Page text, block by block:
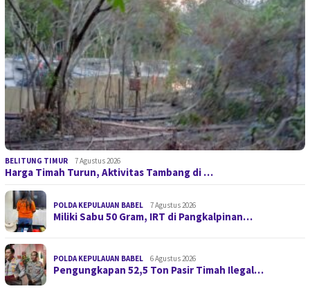
BELITUNG TIMUR 7 Agustus 2026
Harga Timah Turun, Aktivitas Tambang di …
POLDA KEPULAUAN BABEL 7 Agustus 2026
Miliki Sabu 50 Gram, IRT di Pangkalpinan…
POLDA KEPULAUAN BABEL 6 Agustus 2026
Pengungkapan 52,5 Ton Pasir Timah Ilegal…